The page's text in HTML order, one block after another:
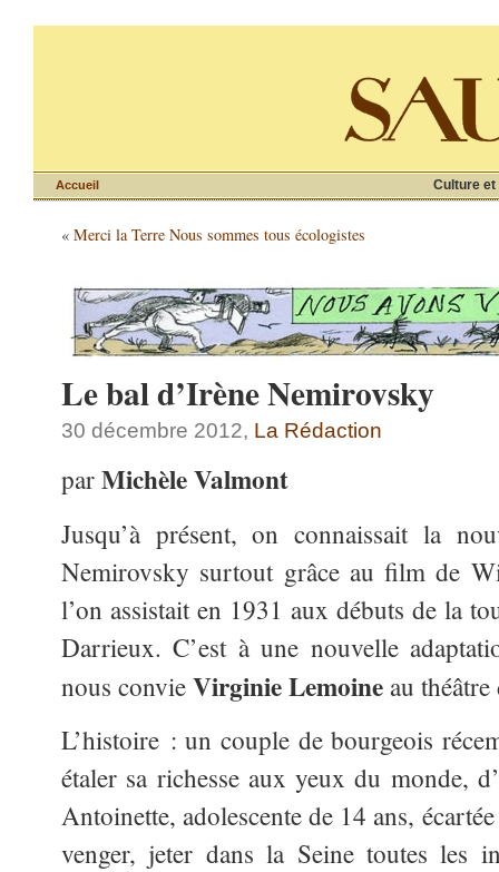
Culture et
Accueil
« Merci la Terre Nous sommes tous écologistes
Le bal d’Irène Nemirovsky
30 décembre 2012, La Rédaction
parMichèle Valmont
Jusqu’à présent, on connaissait la
Nemirovsky surtout grâce au film de
l’on assistait en 1931 aux débuts de la
Darrieux. C’est à une nouvelle
nous convieVirginie Lemoine au
L’histoire : un couple de bourgeois
étaler sa richesse aux yeux du monde,
Antoinette, adolescente de 14 ans,
venger, jeter dans la Seine toutes les